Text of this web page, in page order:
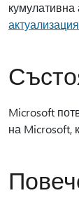
кумулативна
Microsoft
на Microsoft,